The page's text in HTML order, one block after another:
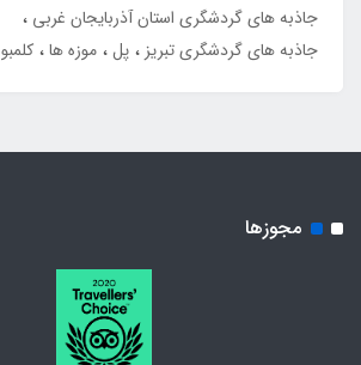
جاذبه های گردشگری استان آذربایجان غربی
جاذبه های گردشگری تبریز
پل موزه ها کلمبو
مجوزها